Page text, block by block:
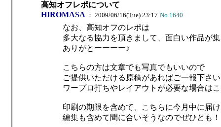
高知オフレポについて
HIROMASA： 2009/06/16(Tue) 23:17 No.1640
なお、高知オフのレポは
多大なる協力を頂きまして、面白い作品が
ありがとーーーー♪
こちらの方は文章でも写真でもいいので
ご提供いただける原稿があればご一報下さ
ワープロ打ちやレイアウトが必要な場合は
印刷の期限を含めて、こちらに今月中に届
編集も含めて間に合いそうなのでぜひとも！